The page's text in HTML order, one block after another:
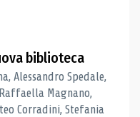
biblioteca
Alessandro Spedale,
Magnano,
Corradini, Stefania